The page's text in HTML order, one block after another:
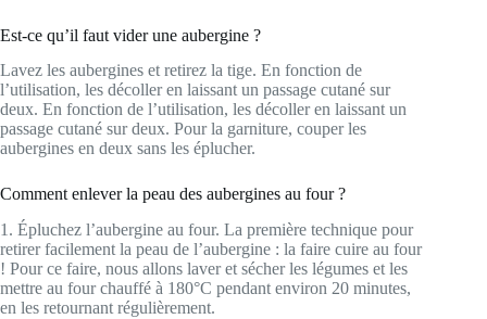
Est-ce qu’il faut vider une aubergine ?
Lavez les aubergines et retirez la tige. En fonction de
l’utilisation, les décoller en laissant un passage cutané sur
deux. En fonction de l’utilisation, les décoller en laissant un
passage cutané sur deux. Pour la garniture, couper les
aubergines en deux sans les éplucher.
Comment enlever la peau des aubergines au four ?
1. Épluchez l’aubergine au four. La première technique pour
retirer facilement la peau de l’aubergine : la faire cuire au four
! Pour ce faire, nous allons laver et sécher les légumes et les
mettre au four chauffé à 180°C pendant environ 20 minutes,
en les retournant régulièrement.